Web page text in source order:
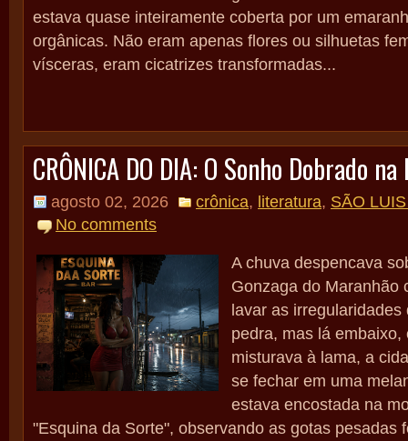
estava quase inteiramente coberta por um
orgânicas. Não eram apenas flores ou silhuetas
vísceras, eram cicatrizes transformadas...
CRÔNICA DO DIA: O Sonho Dobrado na
agosto 02, 2026 crônica, literatura, SÃO
No comments
A chuva despencava
Gonzaga do Maranhão
lavar as
pedra, mas lá
misturava à lama, a
se fechar em uma
estava encostada na
"Esquina da Sorte", observando as gotas pesadas